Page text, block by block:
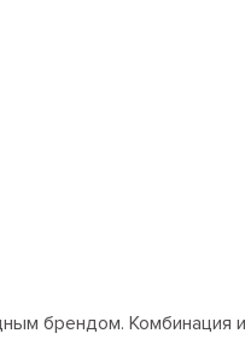
брендом. Комбинация